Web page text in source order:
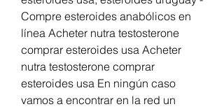
Compre esteroides anabólicos en
línea Acheter nutra testosterone
comprar esteroides usa Acheter
nutra testosterone comprar
esteroides usa En ningún caso
vamos a encontrar en la red un